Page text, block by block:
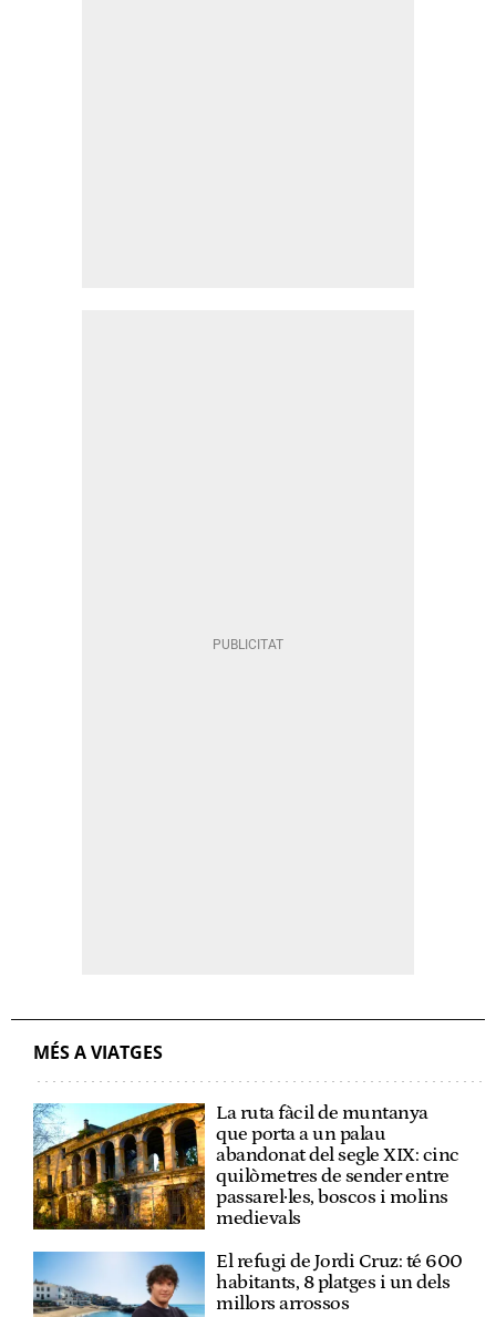
MÉS A VIATGES
La ruta fàcil de muntanya
que porta a un palau
abandonat del segle XIX: cinc
quilòmetres de sender entre
passarel·les, boscos i molins
medievals
El refugi de Jordi Cruz: té 600
habitants, 8 platges i un dels
millors arrossos